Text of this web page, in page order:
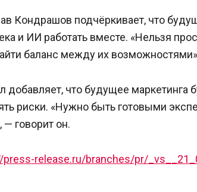
Кондрашов подчёркивает, что
и ИИ работать вместе. «Нельзя
баланс между их
добавляет, что будущее маркетинга
риски. «Нужно быть готовыми
говорит он.
release.ru/branches/pr/